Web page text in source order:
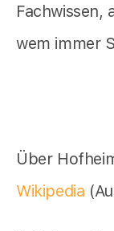
Fachwissen,
wem immer
Über
Wikipedia